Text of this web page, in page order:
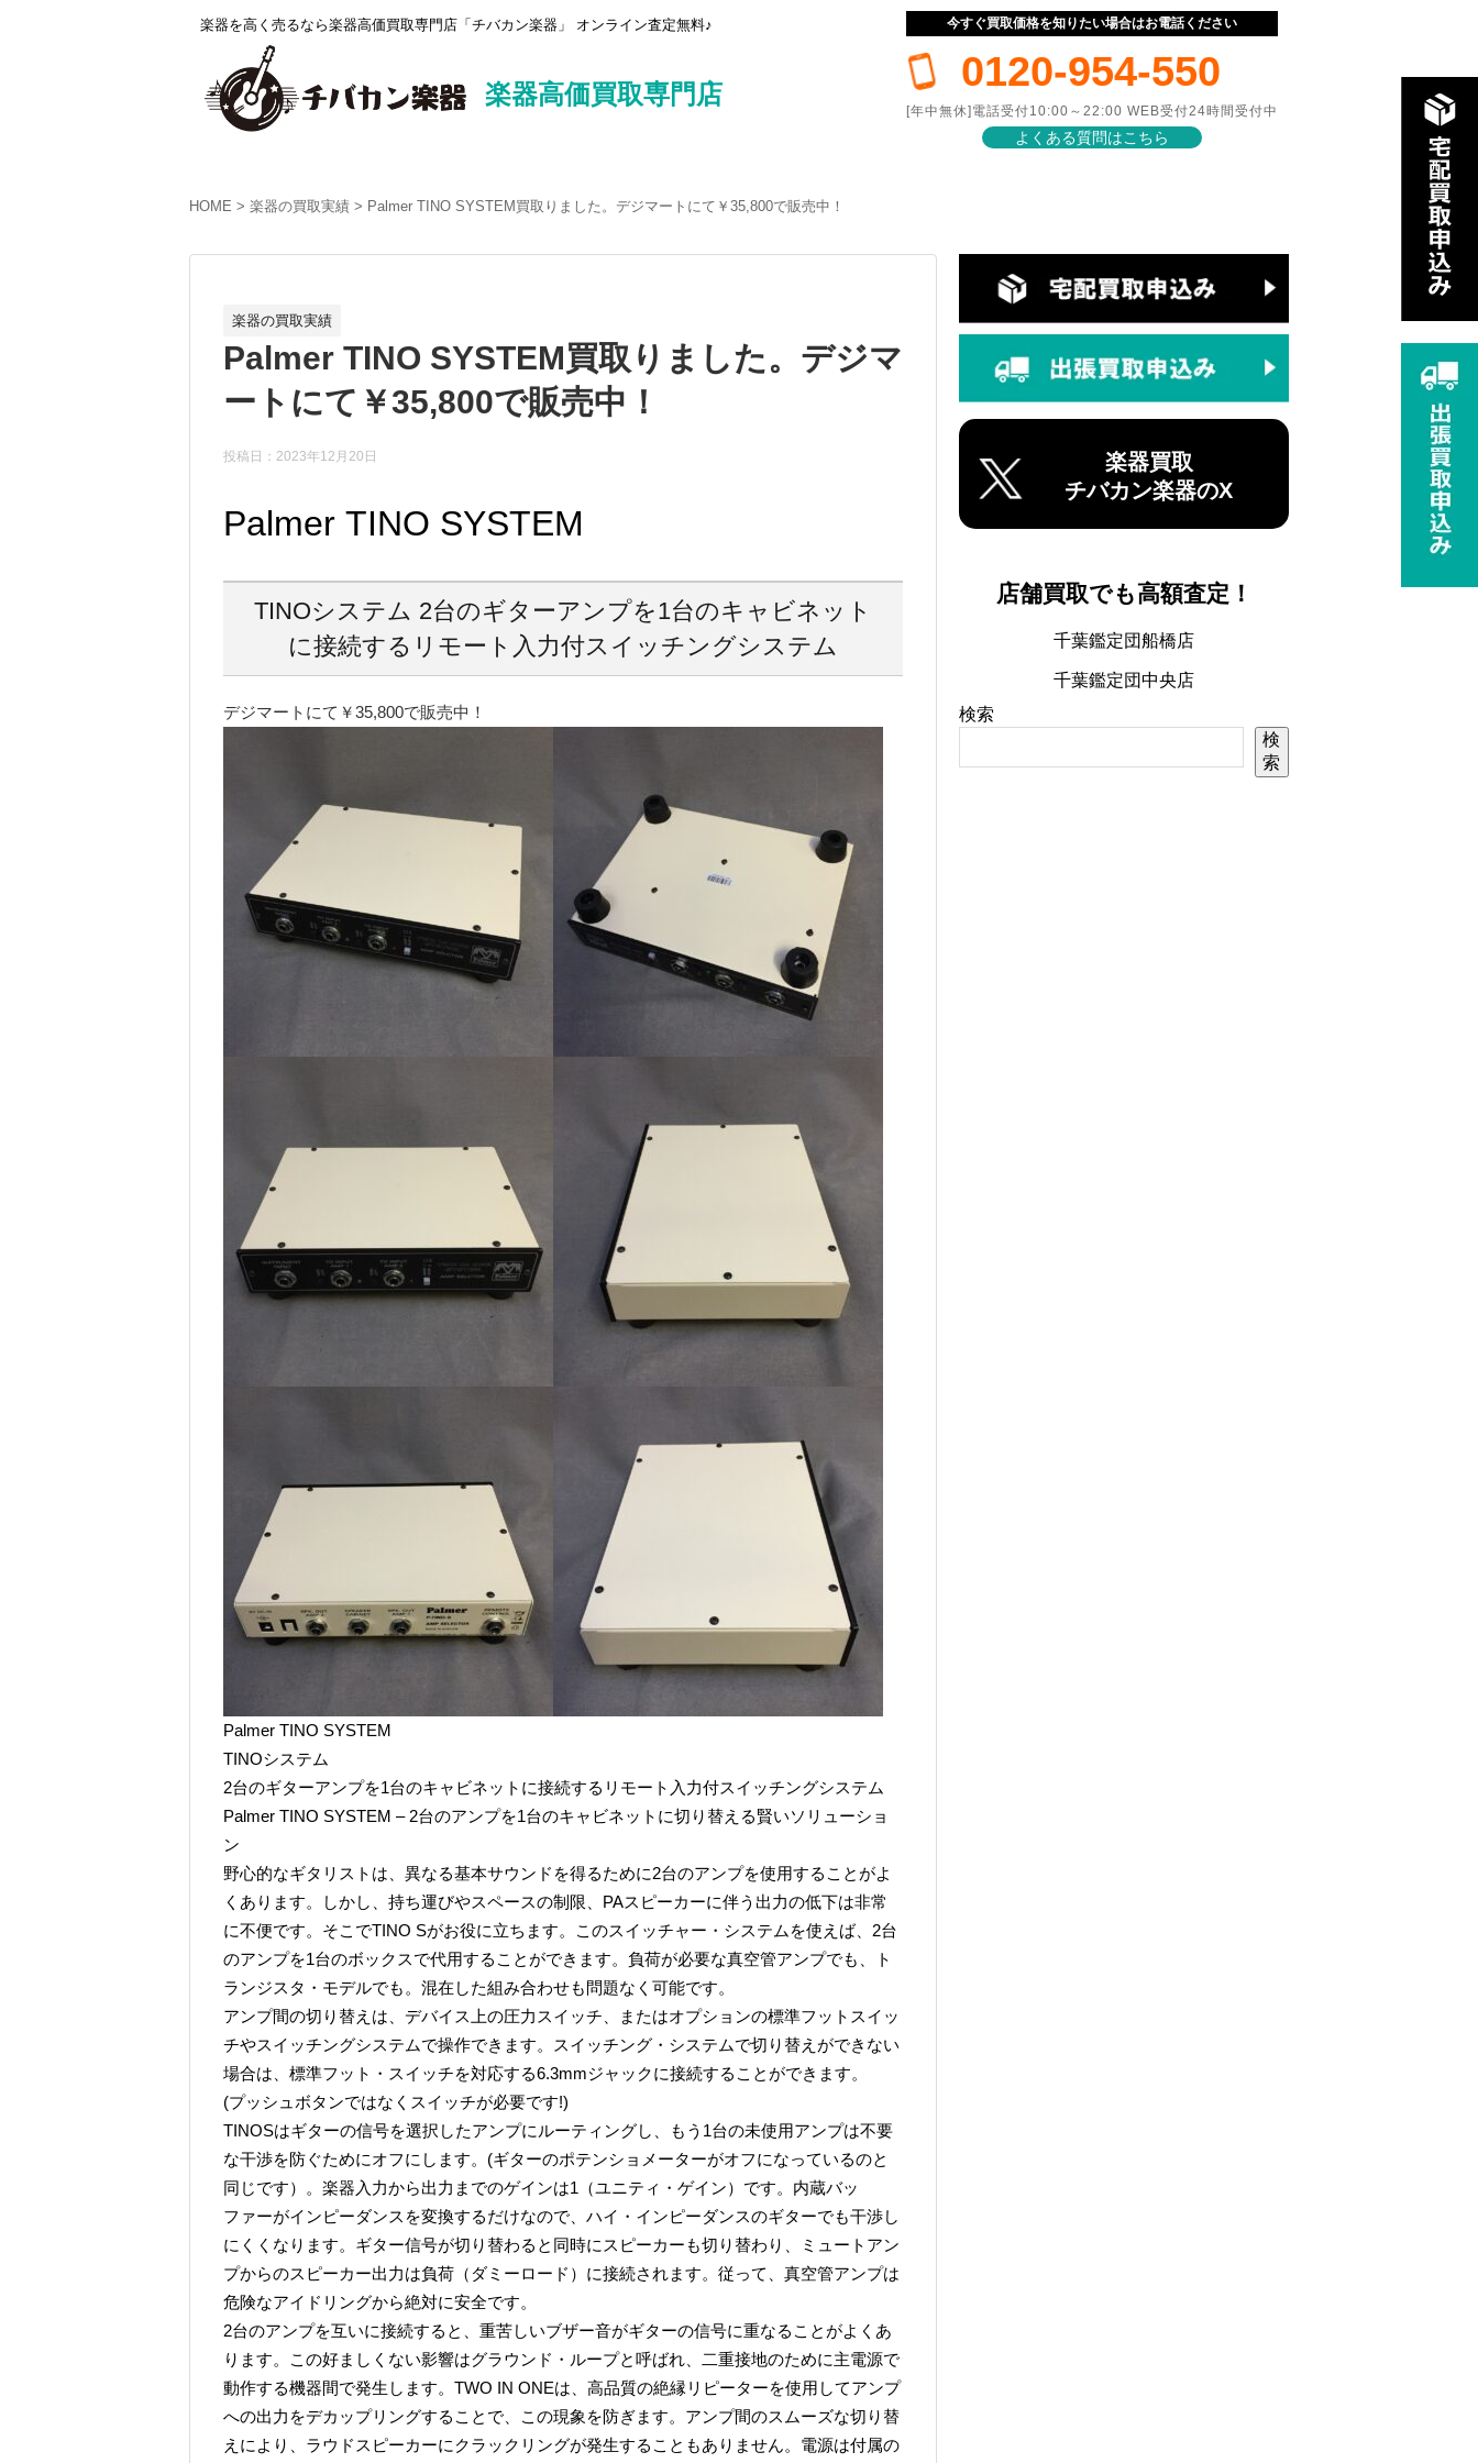
楽器を高く売るなら楽器高価買取専門店「チバカン楽器」 オンライン査定無料♪
楽器高価買取専門店
今すぐ買取価格を知りたい場合はお電話ください
0120-954-550
[年中無休]電話受付10:00～22:00 WEB受付24時間受付中
よくある質問はこちら
HOME 楽器の買取実績 Palmer TINO SYSTEM買取りました。デジマートにて￥35,800で販売中！
楽器の買取実績
Palmer TINO SYSTEM買取りました。デジマ
ートにて￥35,800で販売中！
投稿日：2023年12月20日
Palmer TINO SYSTEM
TINOシステム 2台のギターアンプを1台のキャビネット
に接続するリモート入力付スイッチングシステム
デジマートにて￥35,800で販売中！
Palmer TINO SYSTEM
TINOシステム
2台のギターアンプを1台のキャビネットに接続するリモート入力付スイッチングシステム
Palmer TINO SYSTEM – 2台のアンプを1台のキャビネットに切り替える賢いソリューショ
ン
野心的なギタリストは、異なる基本サウンドを得るために2台のアンプを使用することがよ
くあります。しかし、持ち運びやスペースの制限、PAスピーカーに伴う出力の低下は非常
に不便です。そこでTINO Sがお役に立ちます。このスイッチャー・システムを使えば、2台
のアンプを1台のボックスで代用することができます。負荷が必要な真空管アンプでも、ト
ランジスタ・モデルでも。混在した組み合わせも問題なく可能です。
アンプ間の切り替えは、デバイス上の圧力スイッチ、またはオプションの標準フットスイッ
チやスイッチングシステムで操作できます。スイッチング・システムで切り替えができない
場合は、標準フット・スイッチを対応する6.3mmジャックに接続することができます。
(プッシュボタンではなくスイッチが必要です!)
TINOSはギターの信号を選択したアンプにルーティングし、もう1台の未使用アンプは不要
な干渉を防ぐためにオフにします。(ギターのポテンショメーターがオフになっているのと
同じです）。楽器入力から出力までのゲインは1（ユニティ・ゲイン）です。内蔵バッ
ファーがインピーダンスを変換するだけなので、ハイ・インピーダンスのギターでも干渉し
にくくなります。ギター信号が切り替わると同時にスピーカーも切り替わり、ミュートアン
プからのスピーカー出力は負荷（ダミーロード）に接続されます。従って、真空管アンプは
危険なアイドリングから絶対に安全です。
2台のアンプを互いに接続すると、重苦しいブザー音がギターの信号に重なることがよくあ
ります。この好ましくない影響はグラウンド・ループと呼ばれ、二重接地のために主電源で
動作する機器間で発生します。TWO IN ONEは、高品質の絶縁リピーターを使用してアンプ
への出力をデカップリングすることで、この現象を防ぎます。アンプ間のスムーズな切り替
えにより、ラウドスピーカーにクラックリングが発生することもありません。電源は付属の
楽器買取
チバカン楽器のX
店舗買取でも高額査定！
千葉鑑定団船橋店
千葉鑑定団中央店
検索
検
索